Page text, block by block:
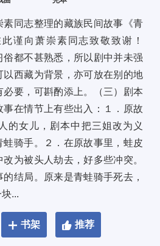
素同志整理的藏族民间故事《青
谨向萧崇素同志致敬致谢！
俗都不甚熟悉，所以剧中并未强
西藏为背景，亦可放在别的地
要，可斟酌添上。（三）剧本
在情节上有些出入：１．原故
的女儿，剧本中把三姐改为义
骑手。２．在原故事里，蛙皮
为被头人劫去，好多些冲突。
结局。原来是青蛙骑手死去，
...
书架 推荐